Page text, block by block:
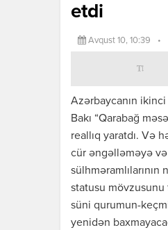
etdi
Avqust 10, 10:39 •
Azərbaycanın
Bakı “Qarabağ
reallıq yaratdı. Və
cür əngəlləməyə
statusu mövzusunu
süni qurumun-
yenidən